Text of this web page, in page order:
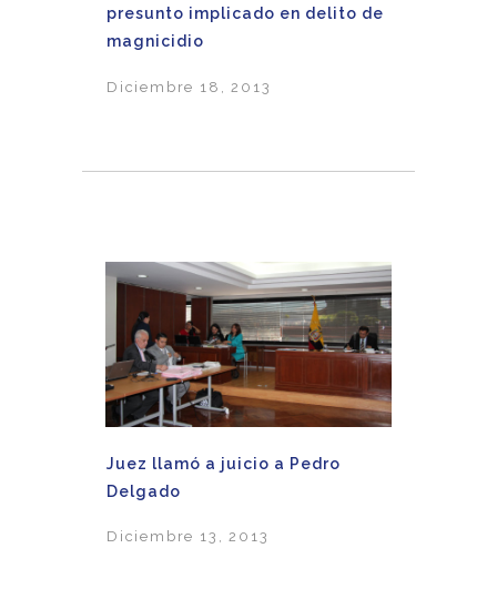
presunto implicado en delito de
magnicidio
Diciembre 18, 2013
Juez llamó a juicio a Pedro
Delgado
Diciembre 13, 2013